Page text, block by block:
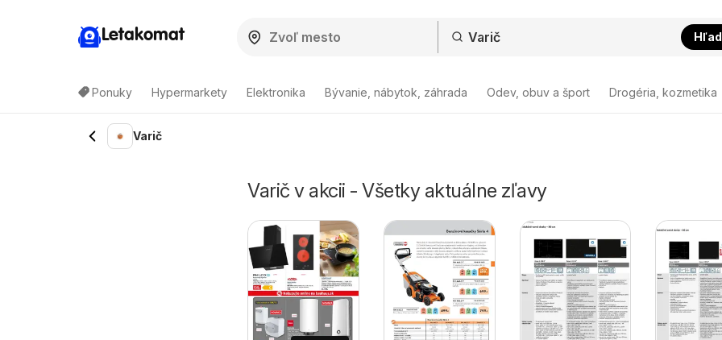
Letakomat
Ponuky Hypermarkety Elektronika Bývanie, nábytok, záhrada Odev, obuv a šport Drogéria, kozmetika
Varič
Varič v akcii - Všetky aktuálne zľavy